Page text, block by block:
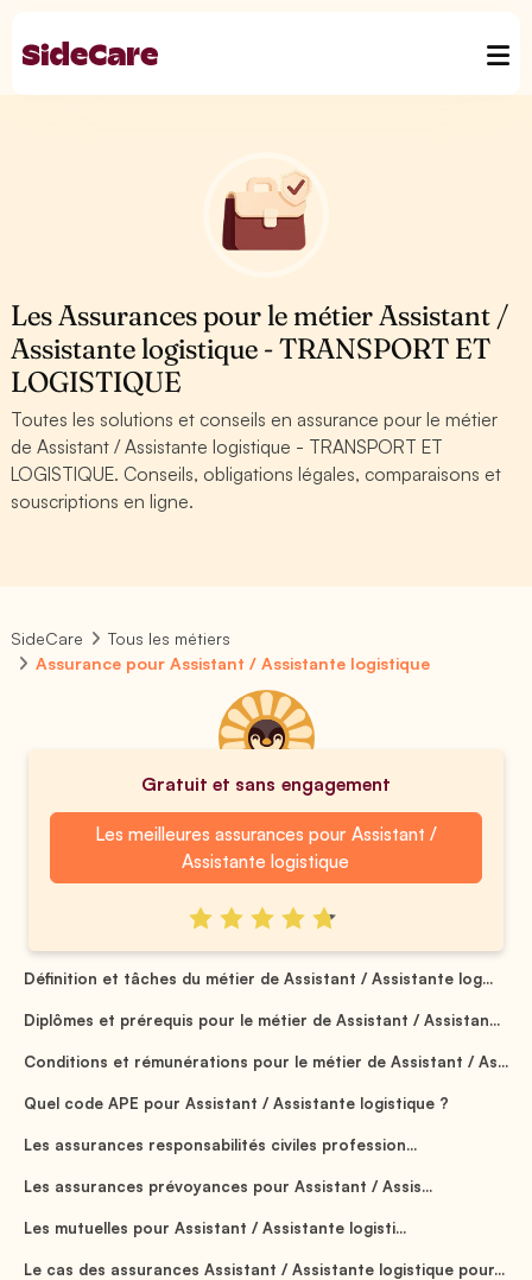
Les Assurances pour le métier Assistant /
Assistante logistique - TRANSPORT ET
LOGISTIQUE
Toutes les solutions et conseils en assurance pour le métier
de Assistant / Assistante logistique - TRANSPORT ET
LOGISTIQUE. Conseils, obligations légales, comparaisons et
souscriptions en ligne.
SideCare
Tous les métiers
Assurance pour Assistant / Assistante logistique
Gratuit et sans engagement
Les meilleures assurances pour Assistant /
Assistante logistique
Définition et tâches du métier de Assistant / Assistante log...
Diplômes et prérequis pour le métier de Assistant / Assistan...
Conditions et rémunérations pour le métier de Assistant / As...
Quel code APE pour Assistant / Assistante logistique ?
Les assurances responsabilités civiles profession...
Les assurances prévoyances pour Assistant / Assis...
Les mutuelles pour Assistant / Assistante logisti...
Le cas des assurances Assistant / Assistante logistique pour...